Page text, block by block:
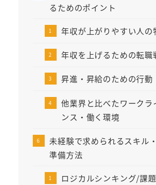
るためのポイント
年収が上がりやすい人の
年収を上げるための転職
昇進・昇給のための行動
他業界と比べたワークラ
ンス・働く環境
未経験で求められるスキル
準備方法
ロジカルシンキング/課